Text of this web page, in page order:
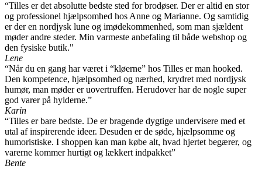
“Tilles er det absolutte bedste sted for brodøser. Der er altid en stor
og professionel hjælpsomhed hos Anne og Marianne. Og samtidig
er der en nordjysk lune og imødekommenhed, som man sjældent
møder andre steder. Min varmeste anbefaling til både webshop og
den fysiske butik."
Lene
“Når du en gang har været i “kløerne” hos Tilles er man hooked.
Den kompetence, hjælpsomhed og nærhed, krydret med nordjysk
humør, man møder er uovertruffen. Herudover har de nogle super
god varer på hylderne.”
Karin
“Tilles er bare bedste. De er bragende dygtige undervisere med et
utal af inspirerende ideer. Desuden er de søde, hjælpsomme og
humoristiske. I shoppen kan man købe alt, hvad hjertet begærer, og
varerne kommer hurtigt og lækkert indpakket”
Bente